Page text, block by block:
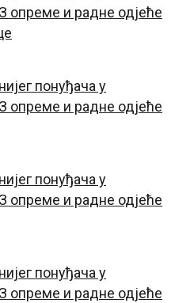
опреме и радне одјеће
понуђача у
опреме и радне одјеће
понуђача у
опреме и радне одјеће
понуђача у
опреме и радне одјеће